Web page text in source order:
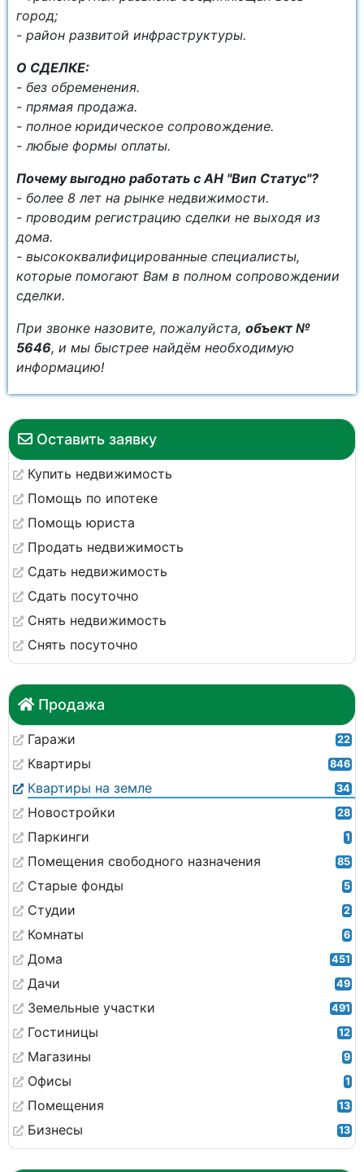
Оставить заявку
Купить недвижимость
Помощь по ипотеке
Помощь юриста
Продать недвижимость
Сдать недвижимость
Сдать посуточно
Снять недвижимость
Снять посуточно
Продажа
Гаражи 22
Квартиры 846
Квартиры на земле 34
Новостройки 28
Паркинги 1
Помещения свободного назначения 85
Старые фонды 5
Студии 2
Комнаты 6
Дома 451
Дачи 49
Земельные участки 491
Гостиницы 12
Магазины 9
Офисы 1
Помещения 13
Бизнесы 13
город;
- район развитой инфраструктуры.
О СДЕЛКЕ:
- без обременения.
- прямая продажа.
- полное юридическое сопровождение.
- любые формы оплаты.
Почему выгодно работать с АН "Вип Статус"?
- более 8 лет на рынке недвижимости.
- проводим регистрацию сделки не выходя из
дома.
- высококвалифицированные специалисты,
которые помогают Вам в полном сопровождении
сделки.
При звонке назовите, пожалуйста, объект №
5646, и мы быстрее найдём необходимую
информацию!